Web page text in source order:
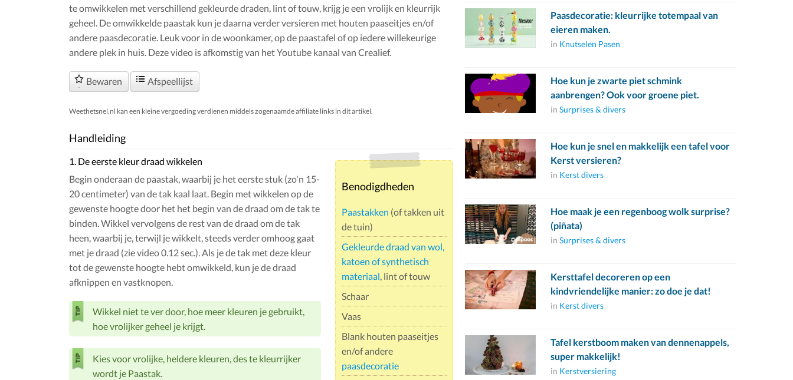
te omwikkelen met verschillend gekleurde draden, lint of touw, krijg je een vrolijk en kleurrijk
geheel. De omwikkelde paastak kun je daarna verder versieren met houten paaseitjes en/of
andere paasdecoratie. Leuk voor in de woonkamer, op de paastafel of op iedere willekeurige
andere plek in huis. Deze video is afkomstig van het Youtube kanaal van Crealief.
Bewaren Afspeellijst
Weethetsnel.nl kan een kleine vergoeding verdienen middels zogenaamde affiliate links in dit artikel.
Handleiding
Benodigdheden
Paastakken (of takken uit
de tuin)
Gekleurde draad van wol,
katoen of synthetisch
materiaal, lint of touw
Schaar
Vaas
Blank houten paaseitjes
en/of andere
paasdecoratie
1. De eerste kleur draad wikkelen
Begin onderaan de paastak, waarbij je het eerste stuk (zo'n 15-
20 centimeter) van de tak kaal laat. Begin met wikkelen op de
gewenste hoogte door het het begin van de draad om de tak te
binden. Wikkel vervolgens de rest van de draad om de tak
heen, waarbij je, terwijl je wikkelt, steeds verder omhoog gaat
met je draad (zie video 0.12 sec.). Als je de tak met deze kleur
tot de gewenste hoogte hebt omwikkeld, kun je de draad
afknippen en vastknopen.
Wikkel niet te ver door, hoe meer kleuren je gebruikt,
hoe vrolijker geheel je krijgt.
Kies voor vrolijke, heldere kleuren, des te kleurrijker
wordt je Paastak.
Paasdecoratie: kleurrijke totempaal van
eieren maken.
in Knutselen Pasen
Hoe kun je zwarte piet schmink
aanbrengen? Ook voor groene piet.
in Surprises & divers
Hoe kun je snel en makkelijk een tafel voor
Kerst versieren?
in Kerst divers
Hoe maak je een regenboog wolk surprise?
(piñata)
in Surprises & divers
Kersttafel decoreren op een
kindvriendelijke manier: zo doe je dat!
in Kerst divers
Tafel kerstboom maken van dennenappels,
super makkelijk!
in Kerstversiering